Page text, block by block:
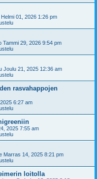
Helmi 01, 2026 1:26 pm
Tammi 29, 2026 9:54 pm
Joulu 21, 2025 12:36 am
rasvahappojen
6:27 am
2025 7:55 am
Marras 14, 2025 8:21 pm
loitolla